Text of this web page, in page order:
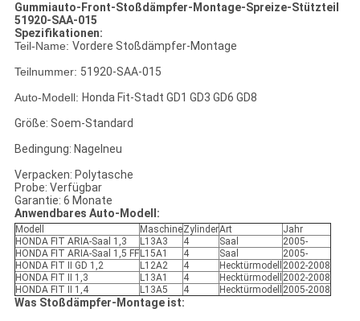
Gummiauto-Front-Stoßdämpfer-Montage-Spreize-Stützteil
51920-SAA-015
Spezifikationen:
Teil-Name: Vordere Stoßdämpfer-Montage
Teilnummer: 51920-SAA-015
Auto-Modell: Honda Fit-Stadt GD1 GD3 GD6 GD8
Größe: Soem-Standard
Bedingung: Nagelneu
Verpacken: Polytasche
Probe: Verfügbar
Garantie: 6 Monate
Anwendbares Auto-Modell:
Modell MaschineZylinderArt
Jahr
HONDA FIT ARIA-Saal 1,3
L13A3 4 Saal
2005-
HONDA FIT ARIA-Saal 1,5 FF L15A1 4 Saal
2005-
HONDA FIT II GD 1,2
L12A2 4 Hecktürmodell 2002-2008
HONDA FIT II 1,3
L13A1 4 Hecktürmodell 2002-2008
HONDA FIT II 1,4
L13A5 4 Hecktürmodell 2005-2008
Was Stoßdämpfer-Montage ist: